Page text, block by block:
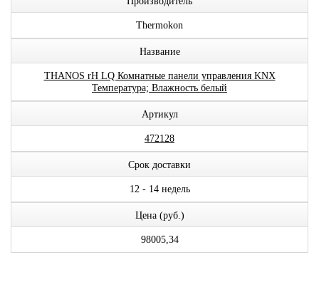
Thermokon
Название
THANOS rH LQ Комнатные панели управления KNX
Температура; Влажность белый
Артикул
472128
Срок доставки
12 - 14 недель
Цена (руб.)
98005,34